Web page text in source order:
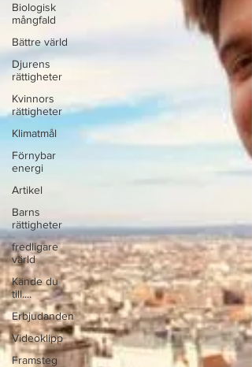
Biologisk
mångfald
Bättre värld
Djurens
rättigheter
Kvinnors
rättigheter
Klimatmål
Förnybar
energi
Artikel
Barns
rättigheter
fredligare
värld
Kände du
till....
Erbjudanden
Videoklipp
Framsteg